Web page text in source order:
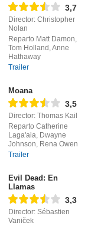
3,7
Director: Christopher
Nolan
Reparto Matt Damon,
Tom Holland, Anne
Hathaway
Trailer
Moana
3,5
Director: Thomas Kail
Reparto Catherine
Laga'aia, Dwayne
Johnson, Rena Owen
Trailer
Evil Dead: En
Llamas
3,3
Director: Sébastien
Vaniček